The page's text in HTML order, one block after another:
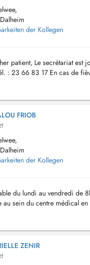
der Kollegen
patient, Le secrétariat
: 23 66 83 17 En cas de
à l'intérieur du centr...
FRIOB
der Kollegen
du lundi au vendredi de
au sein du centre médical
to friday from 8am to...
ZENIR